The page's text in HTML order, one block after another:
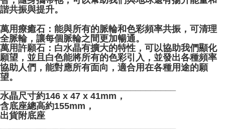
諧共振與提升。
萬用療癒石：能與所有的脈輪和色彩頻率共振，可清理
全脈輪，讓每個脈輪之間更加暢通。
萬用許願石：白水晶有擴大的特性，可以協助我們顯化
願望，並且白色能將所有的色彩引入，並發出各種頻率
協助人們，能對應所有面向，適合用在各種用途的願
望。
水晶尺寸約146 x 47 x 41mm，
含底座總高約155mm，
出貨附底座